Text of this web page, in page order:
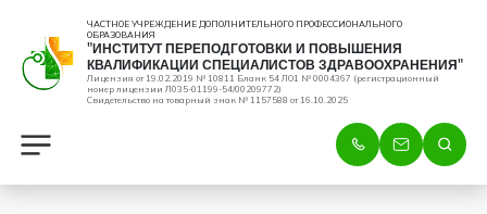
ЧАСТНОЕ УЧРЕЖДЕНИЕ ДОПОЛНИТЕЛЬНОГО ПРОФЕССИОНАЛЬНОГО
ОБРАЗОВАНИЯ
"ИНСТИТУТ ПЕРЕПОДГОТОВКИ И ПОВЫШЕНИЯ
КВАЛИФИКАЦИИ СПЕЦИАЛИСТОВ ЗДРАВООХРАНЕНИЯ"
Лицензия от 19.02.2019 № 10811 Бланк 54 ЛО1 № 0004367 (регистрационный
номер лицензии Л035-01199-54/00209772)
Свидетельство на товарный знак № 1157588 от 16.10.2025